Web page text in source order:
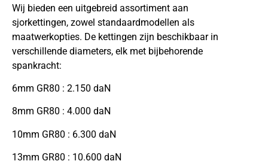
Wij bieden een uitgebreid assortiment aan
sjorkettingen, zowel standaardmodellen als
maatwerkopties. De kettingen zijn beschikbaar in
verschillende diameters, elk met bijbehorende
spankracht:
6mm GR80 : 2.150 daN
8mm GR80 : 4.000 daN
10mm GR80 : 6.300 daN
13mm GR80 : 10.600 daN